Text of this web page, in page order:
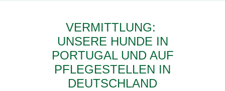
VERMITTLUNG:
UNSERE HUNDE IN
PORTUGAL UND AUF
PFLEGESTELLEN IN
DEUTSCHLAND